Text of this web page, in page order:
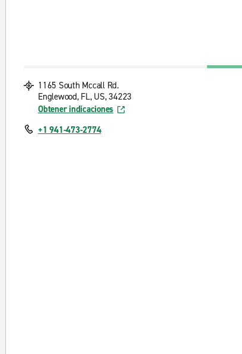
1165 South Mccall Rd.
Englewood, FL, US, 34223
Obtener indicaciones
+1 941-473-2774